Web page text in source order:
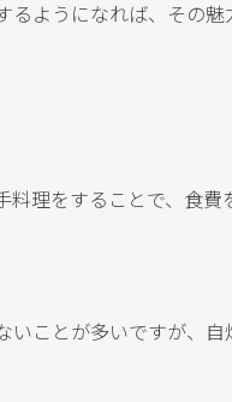
ようになれば、その魅
理をすることで、食費
ことが多いですが、